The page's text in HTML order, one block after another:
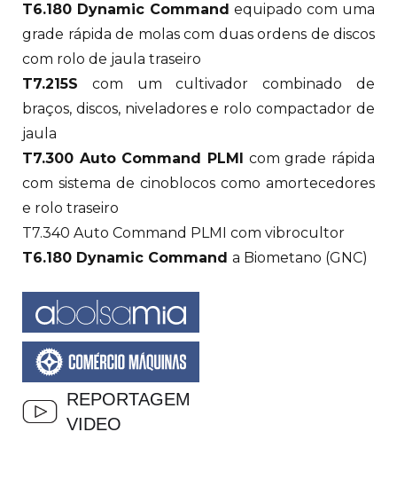
T6.180 Dynamic Command equipado com uma
grade rápida de molas com duas ordens de discos
com rolo de jaula traseiro
T7.215S com um cultivador combinado de
braços, discos, niveladores e rolo compactador de
jaula
T7.300 Auto Command PLMI com grade rápida
com sistema de cinoblocos como amortecedores
e rolo traseiro
T7.340 Auto Command PLMI com vibrocultor
T6.180 Dynamic Command a Biometano (GNC)
REPORTAGEM
VIDEO